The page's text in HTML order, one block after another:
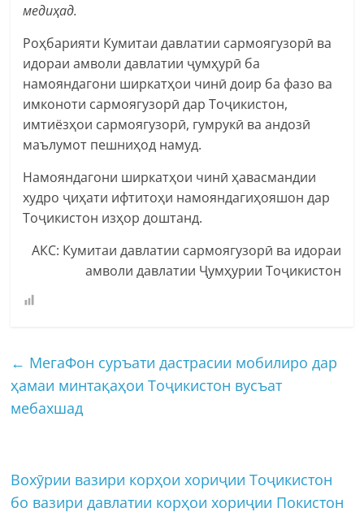
медиҳад.
Роҳбарияти Кумитаи давлатии сармоягузорӣ ва
идораи амволи давлатии ҷумҳурӣ ба
намояндагони ширкатҳои чинӣ доир ба фазо ва
имконоти сармоягузорӣ дар Тоҷикистон,
имтиёзҳои сармоягузорӣ, гумрукӣ ва андозӣ
маълумот пешниҳод намуд.
Намояндагони ширкатҳои чинӣ ҳавасмандии
худро ҷиҳати ифтитоҳи намояндагиҳояшон дар
Тоҷикистон изҳор доштанд.
АКС: Кумитаи давлатии сармоягузорӣ ва идораи
амволи давлатии Ҷумҳурии Тоҷикистон
← МегаФон суръати дастрасии мобилиро дар
ҳамаи минтақаҳои Тоҷикистон вусъат
мебахшад
Вохӯрии вазири корҳои хориҷии Тоҷикистон
бо вазири давлатии корҳои хориҷии Покистон